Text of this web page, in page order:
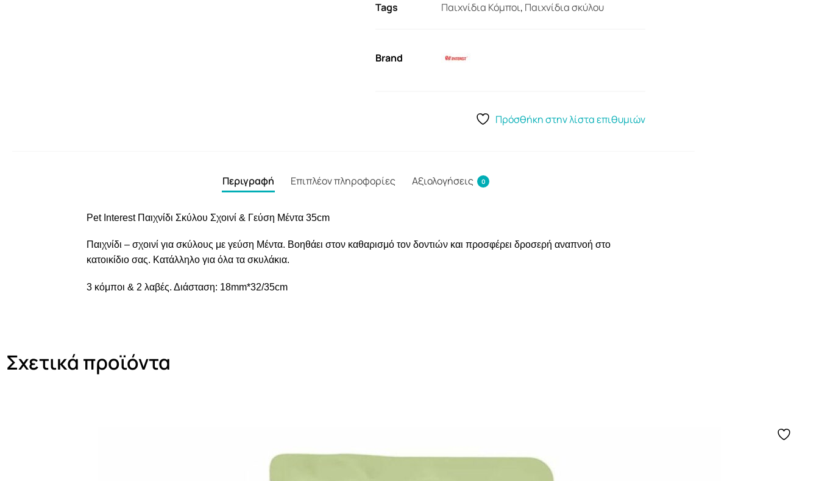
Tags
Παιχνίδια Κόμποι, Παιχνίδια σκύλου
Brand
Πρόσθήκη στην λίστα επιθυμιών
Περιγραφή Επιπλέον πληροφορίες Αξιολογήσεις 0
Pet Interest Παιχνίδι Σκύλου Σχοινί & Γεύση Μέντα 35cm
Παιχνίδι – σχοινί για σκύλους με γεύση Μέντα. Βοηθάει στον καθαρισμό τον δοντιών και προσφέρει δροσερή αναπνοή στο
κατοικίδιο σας. Κατάλληλο για όλα τα σκυλάκια.
3 κόμποι & 2 λαβές. Διάσταση: 18mm*32/35cm
Σχετικά προϊόντα